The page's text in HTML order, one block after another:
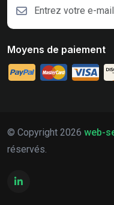
Moyens de paiement
© Copyright 2026 web-
réservés.